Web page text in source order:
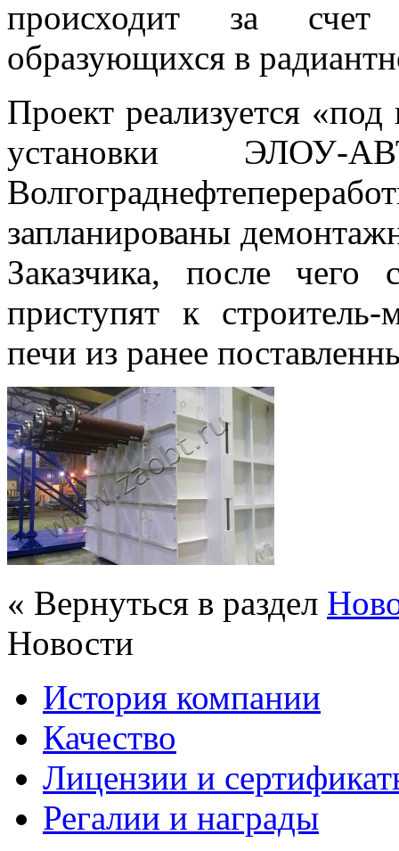
происходит за
образующихся в
Проект реализуется
установки
запланированы
Заказчика, после чего
приступят к
печи из ранее
« Вернуться в раздел
Новости
История компании
Качество
Лицензии и
Регалии и награды